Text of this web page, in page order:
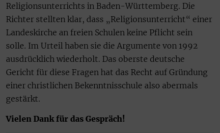
Religionsunterrichts in Baden-Württemberg. Die
Richter stellten klar, dass „Religionsunterricht“ einer
Landeskirche an freien Schulen keine Pflicht sein
solle. Im Urteil haben sie die Argumente von 1992
ausdrücklich wiederholt. Das oberste deutsche
Gericht für diese Fragen hat das Recht auf Gründung
einer christlichen Bekenntnisschule also abermals
gestärkt.
Vielen Dank für das Gespräch!